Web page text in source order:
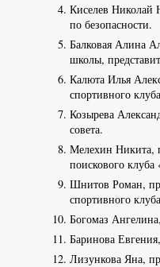
Киселев Николай
по безопасности.
Балковая Алина
школы,
Калюта Илья
спортивного
Козырева
совета.
Мелехин Никита,
поискового клуба
Шнитов Роман,
спортивного
Богомаз
Баринова
Лизункова Яна,